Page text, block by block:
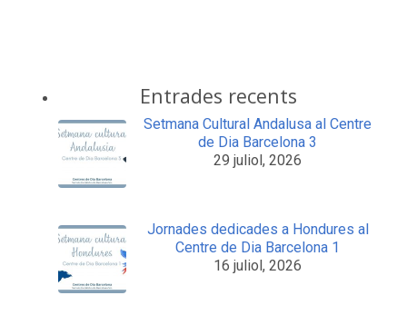
Entrades recents
Setmana Cultural Andalusa al Centre
de Dia Barcelona 3
29 juliol, 2026
Jornades dedicades a Hondures al
Centre de Dia Barcelona 1
16 juliol, 2026